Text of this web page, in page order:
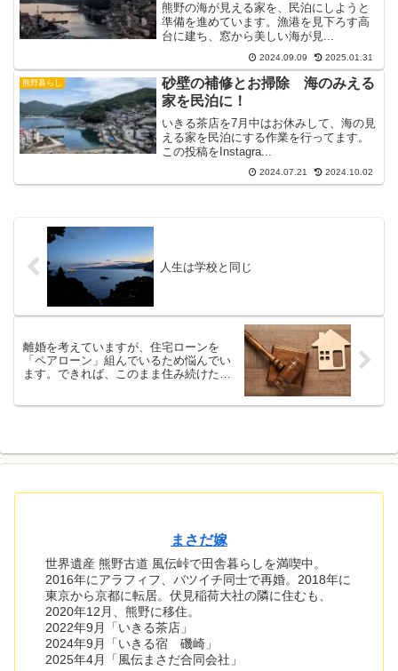
熊野の海が見える家を、民泊にしようと
準備を進めています。漁港を見下ろす高
台に建ち、窓から美しい海が見...
2024.09.09 2025.01.31
熊野暮らし
砂壁の補修とお掃除 海のみえる
家を民泊に！
いきる茶店を7月中はお休みして、海の見
える家を民泊にする作業を行ってます。
この投稿をInstagra...
2024.07.21 2024.10.02
人生は学校と同じ
離婚を考えていますが、住宅ローンを
「ペアローン」組んでいるため悩んでい
ます。できれば、このまま住み続けたい
まさだ嫁
世界遺産 熊野古道 風伝峠で田舎暮らしを満喫中。
2016年にアラフィフ、バツイチ同士で再婚。2018年に
東京から京都に転居。伏見稲荷大社の隣に住むも、
2020年12月、熊野に移住。
2022年9月「いきる茶店」
2024年9月「いきる宿 磯崎」
2025年4月「風伝まさだ合同会社」